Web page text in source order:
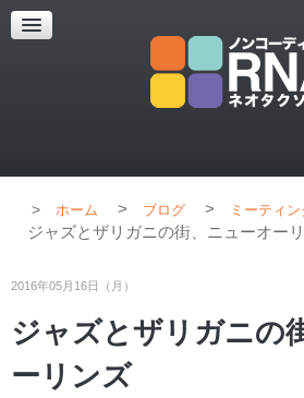
超解像顕微鏡
超解像顕微鏡の紹介
ホーム > ブログ > ミーティ
ジャズとザリガニの街、ニューオー
2016年05月16日（月）
ジャズとザリガニの
ーリンズ